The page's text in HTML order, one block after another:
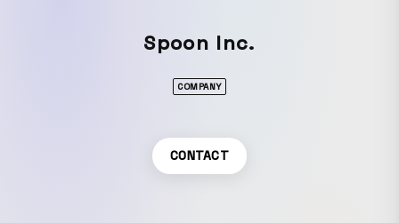
Spoon Inc.
COMPANY
CONTACT